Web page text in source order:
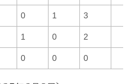
0 1 3
1 0 2
0 0 0